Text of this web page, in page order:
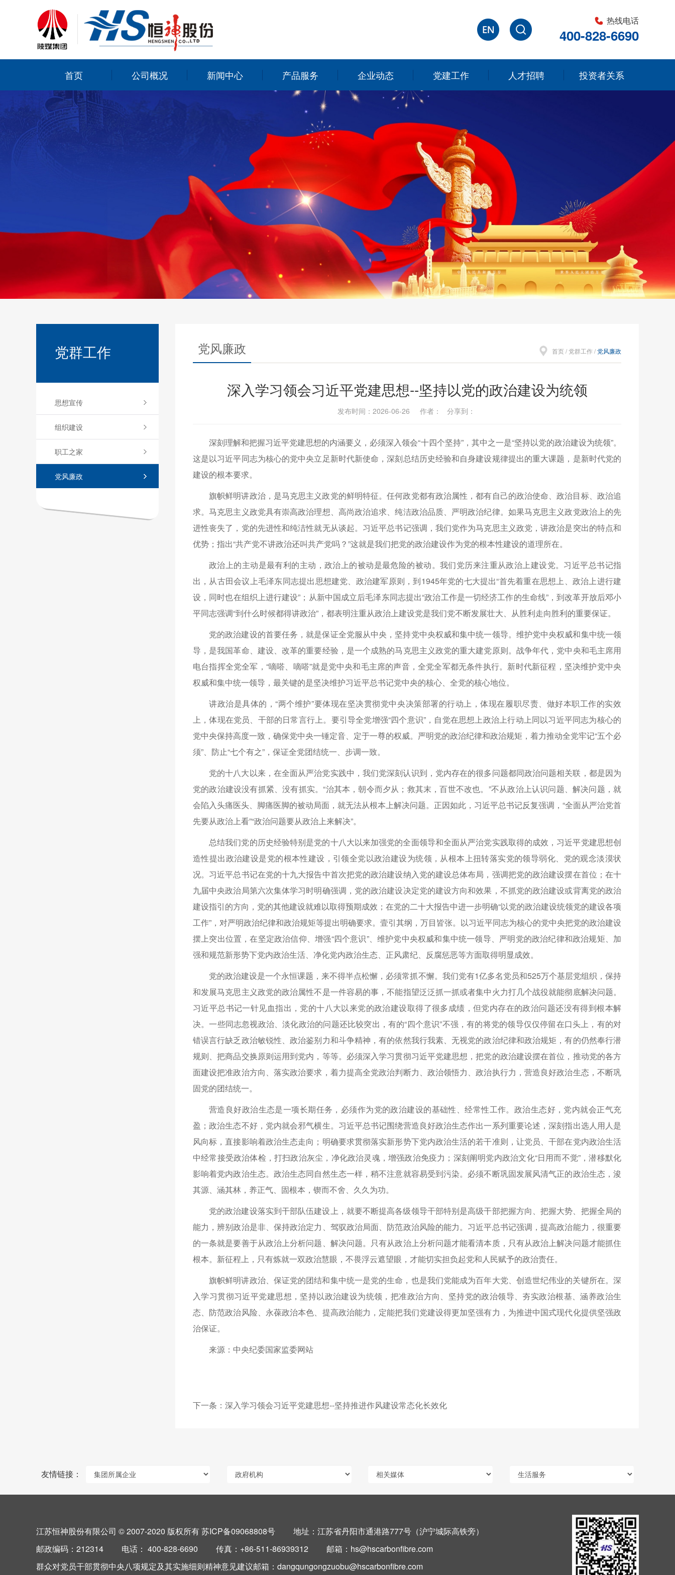
热线电话
400-828-6690
首页 公司概况 新闻中心 产品服务 企业动态 党建工作 人才招聘 投资者关系
党群工作
思想宣传
组织建设
职工之家
党风廉政
党风廉政 首页/ 党群工作 /党风廉政
深入学习领会习近平党建思想--坚持以党的政治建设为统领
发布时间：2026-06-26 作者： 分享到：
深刻理解和把握习近平党建思想的内涵要义，必须深入领会“十四个坚持”，其中之一是“坚持以党的政治建设为统领”。
这是以习近平同志为核心的党中央立足新时代新使命，深刻总结历史经验和自身建设规律提出的重大课题，是新时代党的
建设的根本要求。
旗帜鲜明讲政治，是马克思主义政党的鲜明特征。任何政党都有政治属性，都有自己的政治使命、政治目标、政治追
求。马克思主义政党具有崇高政治理想、高尚政治追求、纯洁政治品质、严明政治纪律。如果马克思主义政党政治上的先
进性丧失了，党的先进性和纯洁性就无从谈起。习近平总书记强调，我们党作为马克思主义政党，讲政治是突出的特点和
优势；指出“共产党不讲政治还叫共产党吗？”这就是我们把党的政治建设作为党的根本性建设的道理所在。
政治上的主动是最有利的主动，政治上的被动是最危险的被动。我们党历来注重从政治上建设党。习近平总书记指
出，从古田会议上毛泽东同志提出思想建党、政治建军原则，到1945年党的七大提出“首先着重在思想上、政治上进行建
设，同时也在组织上进行建设”；从新中国成立后毛泽东同志提出“政治工作是一切经济工作的生命线”，到改革开放后邓小
平同志强调“到什么时候都得讲政治”，都表明注重从政治上建设党是我们党不断发展壮大、从胜利走向胜利的重要保证。
党的政治建设的首要任务，就是保证全党服从中央，坚持党中央权威和集中统一领导。维护党中央权威和集中统一领
导，是我国革命、建设、改革的重要经验，是一个成熟的马克思主义政党的重大建党原则。战争年代，党中央和毛主席用
电台指挥全党全军，“嘀嗒、嘀嗒”就是党中央和毛主席的声音，全党全军都无条件执行。新时代新征程，坚决维护党中央
权威和集中统一领导，最关键的是坚决维护习近平总书记党中央的核心、全党的核心地位。
讲政治是具体的，“两个维护”要体现在坚决贯彻党中央决策部署的行动上，体现在履职尽责、做好本职工作的实效
上，体现在党员、干部的日常言行上。要引导全党增强“四个意识”，自觉在思想上政治上行动上同以习近平同志为核心的
党中央保持高度一致，确保党中央一锤定音、定于一尊的权威。严明党的政治纪律和政治规矩，着力推动全党牢记“五个必
须”、防止“七个有之”，保证全党团结统一、步调一致。
党的十八大以来，在全面从严治党实践中，我们党深刻认识到，党内存在的很多问题都同政治问题相关联，都是因为
党的政治建设没有抓紧、没有抓实。“治其本，朝令而夕从；救其末，百世不改也。”不从政治上认识问题、解决问题，就
会陷入头痛医头、脚痛医脚的被动局面，就无法从根本上解决问题。正因如此，习近平总书记反复强调，“全面从严治党首
先要从政治上看”“政治问题要从政治上来解决”。
总结我们党的历史经验特别是党的十八大以来加强党的全面领导和全面从严治党实践取得的成效，习近平党建思想创
造性提出政治建设是党的根本性建设，引领全党以政治建设为统领，从根本上扭转落实党的领导弱化、党的观念淡漠状
况。习近平总书记在党的十九大报告中首次把党的政治建设纳入党的建设总体布局，强调把党的政治建设摆在首位；在十
九届中央政治局第六次集体学习时明确强调，党的政治建设决定党的建设方向和效果，不抓党的政治建设或背离党的政治
建设指引的方向，党的其他建设就难以取得预期成效；在党的二十大报告中进一步明确“以党的政治建设统领党的建设各项
工作”，对严明政治纪律和政治规矩等提出明确要求。壹引其纲，万目皆张。以习近平同志为核心的党中央把党的政治建设
摆上突出位置，在坚定政治信仰、增强“四个意识”、维护党中央权威和集中统一领导、严明党的政治纪律和政治规矩、加
强和规范新形势下党内政治生活、净化党内政治生态、正风肃纪、反腐惩恶等方面取得明显成效。
党的政治建设是一个永恒课题，来不得半点松懈，必须常抓不懈。我们党有1亿多名党员和525万个基层党组织，保持
和发展马克思主义政党的政治属性不是一件容易的事，不能指望泛泛抓一抓或者集中火力打几个战役就能彻底解决问题。
习近平总书记一针见血指出，党的十八大以来党的政治建设取得了很多成绩，但党内存在的政治问题还没有得到根本解
决。一些同志忽视政治、淡化政治的问题还比较突出，有的“四个意识”不强，有的将党的领导仅仅停留在口头上，有的对
错误言行缺乏政治敏锐性、政治鉴别力和斗争精神，有的依然我行我素、无视党的政治纪律和政治规矩，有的仍然奉行潜
规则、把商品交换原则运用到党内，等等。必须深入学习贯彻习近平党建思想，把党的政治建设摆在首位，推动党的各方
面建设把准政治方向、落实政治要求，着力提高全党政治判断力、政治领悟力、政治执行力，营造良好政治生态，不断巩
固党的团结统一。
营造良好政治生态是一项长期任务，必须作为党的政治建设的基础性、经常性工作。政治生态好，党内就会正气充
盈；政治生态不好，党内就会邪气横生。习近平总书记围绕营造良好政治生态作出一系列重要论述，深刻指出选人用人是
风向标，直接影响着政治生态走向；明确要求贯彻落实新形势下党内政治生活的若干准则，让党员、干部在党内政治生活
中经常接受政治体检，打扫政治灰尘，净化政治灵魂，增强政治免疫力；深刻阐明党内政治文化“日用而不觉”，潜移默化
影响着党内政治生态。政治生态同自然生态一样，稍不注意就容易受到污染。必须不断巩固发展风清气正的政治生态，浚
其源、涵其林，养正气、固根本，锲而不舍、久久为功。
党的政治建设落实到干部队伍建设上，就要不断提高各级领导干部特别是高级干部把握方向、把握大势、把握全局的
能力，辨别政治是非、保持政治定力、驾驭政治局面、防范政治风险的能力。习近平总书记强调，提高政治能力，很重要
的一条就是要善于从政治上分析问题、解决问题。只有从政治上分析问题才能看清本质，只有从政治上解决问题才能抓住
根本。新征程上，只有炼就一双政治慧眼，不畏浮云遮望眼，才能切实担负起党和人民赋予的政治责任。
旗帜鲜明讲政治、保证党的团结和集中统一是党的生命，也是我们党能成为百年大党、创造世纪伟业的关键所在。深
入学习贯彻习近平党建思想，坚持以政治建设为统领，把准政治方向、坚持党的政治领导、夯实政治根基、涵养政治生
态、防范政治风险、永葆政治本色、提高政治能力，定能把我们党建设得更加坚强有力，为推进中国式现代化提供坚强政
治保证。
来源：中央纪委国家监委网站
下一条：深入学习领会习近平党建思想--坚持推进作风建设常态化长效化
友情链接：
江苏恒神股份有限公司 © 2007-2020 版权所有苏ICP备09068808号 地址：江苏省丹阳市通港路777号（沪宁城际高铁旁）
邮政编码：212314 电话： 400-828-6690 传真：+86-511-86939312 邮箱：hs@hscarbonfibre.com
群众对党员干部贯彻中央八项规定及其实施细则精神意见建议邮箱：dangqungongzuobu@hscarbonfibre.com